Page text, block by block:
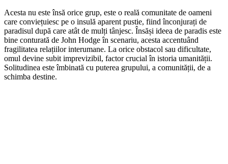
Acesta nu este însă orice grup, este o reală comunitate de oameni
care conviețuiesc pe o insulă aparent pustie, fiind înconjurați de
paradisul după care atât de mulți tânjesc. Însăși ideea de paradis este
bine conturată de John Hodge în scenariu, acesta accentuând
fragilitatea relațiilor interumane. La orice obstacol sau dificultate,
omul devine subit imprevizibil, factor crucial în istoria umanității.
Solitudinea este îmbinată cu puterea grupului, a comunității, de a
schimba destine.